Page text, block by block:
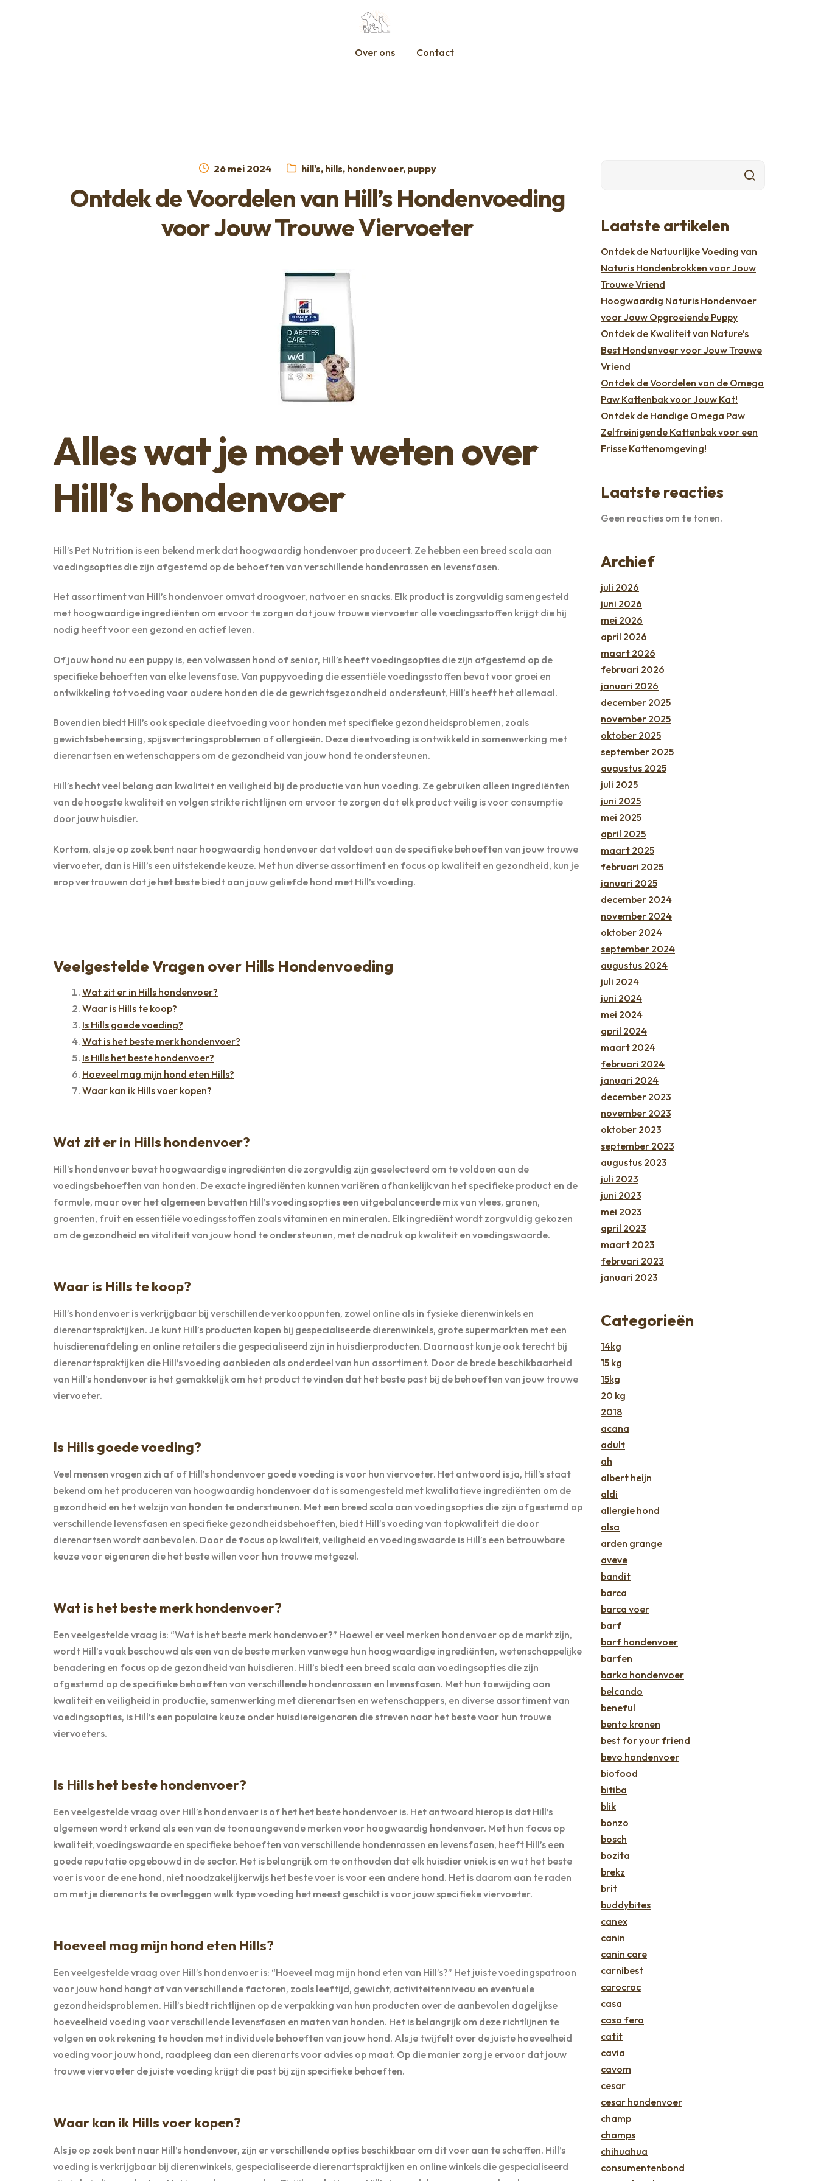
Over ons Contact
Geplaatst
26 mei 2024 Categorieën:
hill's, hills, hondenvoer, puppy
Ontdek de Voordelen van Hill’s Hondenvoeding
voor Jouw Trouwe Viervoeter
Alles wat je moet weten over
Hill’s hondenvoer
Hill’s Pet Nutrition is een bekend merk dat hoogwaardig hondenvoer produceert. Ze hebben een breed scala aan
voedingsopties die zijn afgestemd op de behoeften van verschillende hondenrassen en levensfasen.
Het assortiment van Hill’s hondenvoer omvat droogvoer, natvoer en snacks. Elk product is zorgvuldig samengesteld
met hoogwaardige ingrediënten om ervoor te zorgen dat jouw trouwe viervoeter alle voedingsstoffen krijgt die hij
nodig heeft voor een gezond en actief leven.
Of jouw hond nu een puppy is, een volwassen hond of senior, Hill’s heeft voedingsopties die zijn afgestemd op de
specifieke behoeften van elke levensfase. Van puppyvoeding die essentiële voedingsstoffen bevat voor groei en
ontwikkeling tot voeding voor oudere honden die de gewrichtsgezondheid ondersteunt, Hill’s heeft het allemaal.
Bovendien biedt Hill’s ook speciale dieetvoeding voor honden met specifieke gezondheidsproblemen, zoals
gewichtsbeheersing, spijsverteringsproblemen of allergieën. Deze dieetvoeding is ontwikkeld in samenwerking met
dierenartsen en wetenschappers om de gezondheid van jouw hond te ondersteunen.
Hill’s hecht veel belang aan kwaliteit en veiligheid bij de productie van hun voeding. Ze gebruiken alleen ingrediënten
van de hoogste kwaliteit en volgen strikte richtlijnen om ervoor te zorgen dat elk product veilig is voor consumptie
door jouw huisdier.
Kortom, als je op zoek bent naar hoogwaardig hondenvoer dat voldoet aan de specifieke behoeften van jouw trouwe
viervoeter, dan is Hill’s een uitstekende keuze. Met hun diverse assortiment en focus op kwaliteit en gezondheid, kun je
erop vertrouwen dat je het beste biedt aan jouw geliefde hond met Hill’s voeding.
Veelgestelde Vragen over Hills Hondenvoeding
Wat zit er in Hills hondenvoer?
Waar is Hills te koop?
Is Hills goede voeding?
Wat is het beste merk hondenvoer?
Is Hills het beste hondenvoer?
Hoeveel mag mijn hond eten Hills?
Waar kan ik Hills voer kopen?
Wat zit er in Hills hondenvoer?
Hill’s hondenvoer bevat hoogwaardige ingrediënten die zorgvuldig zijn geselecteerd om te voldoen aan de
voedingsbehoeften van honden. De exacte ingrediënten kunnen variëren afhankelijk van het specifieke product en de
formule, maar over het algemeen bevatten Hill’s voedingsopties een uitgebalanceerde mix van vlees, granen,
groenten, fruit en essentiële voedingsstoffen zoals vitaminen en mineralen. Elk ingrediënt wordt zorgvuldig gekozen
om de gezondheid en vitaliteit van jouw hond te ondersteunen, met de nadruk op kwaliteit en voedingswaarde.
Waar is Hills te koop?
Hill’s hondenvoer is verkrijgbaar bij verschillende verkooppunten, zowel online als in fysieke dierenwinkels en
dierenartspraktijken. Je kunt Hill’s producten kopen bij gespecialiseerde dierenwinkels, grote supermarkten met een
huisdierenafdeling en online retailers die gespecialiseerd zijn in huisdierproducten. Daarnaast kun je ook terecht bij
dierenartspraktijken die Hill’s voeding aanbieden als onderdeel van hun assortiment. Door de brede beschikbaarheid
van Hill’s hondenvoer is het gemakkelijk om het product te vinden dat het beste past bij de behoeften van jouw trouwe
viervoeter.
Is Hills goede voeding?
Veel mensen vragen zich af of Hill’s hondenvoer goede voeding is voor hun viervoeter. Het antwoord is ja, Hill’s staat
bekend om het produceren van hoogwaardig hondenvoer dat is samengesteld met kwalitatieve ingrediënten om de
gezondheid en het welzijn van honden te ondersteunen. Met een breed scala aan voedingsopties die zijn afgestemd op
verschillende levensfasen en specifieke gezondheidsbehoeften, biedt Hill’s voeding van topkwaliteit die door
dierenartsen wordt aanbevolen. Door de focus op kwaliteit, veiligheid en voedingswaarde is Hill’s een betrouwbare
keuze voor eigenaren die het beste willen voor hun trouwe metgezel.
Wat is het beste merk hondenvoer?
Een veelgestelde vraag is: “Wat is het beste merk hondenvoer?” Hoewel er veel merken hondenvoer op de markt zijn,
wordt Hill’s vaak beschouwd als een van de beste merken vanwege hun hoogwaardige ingrediënten, wetenschappelijke
benadering en focus op de gezondheid van huisdieren. Hill’s biedt een breed scala aan voedingsopties die zijn
afgestemd op de specifieke behoeften van verschillende hondenrassen en levensfasen. Met hun toewijding aan
kwaliteit en veiligheid in productie, samenwerking met dierenartsen en wetenschappers, en diverse assortiment van
voedingsopties, is Hill’s een populaire keuze onder huisdiereigenaren die streven naar het beste voor hun trouwe
viervoeters.
Is Hills het beste hondenvoer?
Een veelgestelde vraag over Hill’s hondenvoer is of het het beste hondenvoer is. Het antwoord hierop is dat Hill’s
algemeen wordt erkend als een van de toonaangevende merken voor hoogwaardig hondenvoer. Met hun focus op
kwaliteit, voedingswaarde en specifieke behoeften van verschillende hondenrassen en levensfasen, heeft Hill’s een
goede reputatie opgebouwd in de sector. Het is belangrijk om te onthouden dat elk huisdier uniek is en wat het beste
voer is voor de ene hond, niet noodzakelijkerwijs het beste voer is voor een andere hond. Het is daarom aan te raden
om met je dierenarts te overleggen welk type voeding het meest geschikt is voor jouw specifieke viervoeter.
Hoeveel mag mijn hond eten Hills?
Een veelgestelde vraag over Hill’s hondenvoer is: “Hoeveel mag mijn hond eten van Hill’s?” Het juiste voedingspatroon
voor jouw hond hangt af van verschillende factoren, zoals leeftijd, gewicht, activiteitenniveau en eventuele
gezondheidsproblemen. Hill’s biedt richtlijnen op de verpakking van hun producten over de aanbevolen dagelijkse
hoeveelheid voeding voor verschillende levensfasen en maten van honden. Het is belangrijk om deze richtlijnen te
volgen en ook rekening te houden met individuele behoeften van jouw hond. Als je twijfelt over de juiste hoeveelheid
voeding voor jouw hond, raadpleeg dan een dierenarts voor advies op maat. Op die manier zorg je ervoor dat jouw
trouwe viervoeter de juiste voeding krijgt die past bij zijn specifieke behoeften.
Waar kan ik Hills voer kopen?
Als je op zoek bent naar Hill’s hondenvoer, zijn er verschillende opties beschikbaar om dit voer aan te schaffen. Hill’s
voeding is verkrijgbaar bij dierenwinkels, gespecialiseerde dierenartspraktijken en online winkels die gespecialiseerd
Laatste artikelen
Ontdek de Natuurlijke Voeding van
Naturis Hondenbrokken voor Jouw
Trouwe Vriend
Hoogwaardig Naturis Hondenvoer
voor Jouw Opgroeiende Puppy
Ontdek de Kwaliteit van Nature’s
Best Hondenvoer voor Jouw Trouwe
Vriend
Ontdek de Voordelen van de Omega
Paw Kattenbak voor Jouw Kat!
Ontdek de Handige Omega Paw
Zelfreinigende Kattenbak voor een
Frisse Kattenomgeving!
Laatste reacties
Geen reacties om te tonen.
Archief
juli 2026
juni 2026
mei 2026
april 2026
maart 2026
februari 2026
januari 2026
december 2025
november 2025
oktober 2025
september 2025
augustus 2025
juli 2025
juni 2025
mei 2025
april 2025
maart 2025
februari 2025
januari 2025
december 2024
november 2024
oktober 2024
september 2024
augustus 2024
juli 2024
juni 2024
mei 2024
april 2024
maart 2024
februari 2024
januari 2024
december 2023
november 2023
oktober 2023
september 2023
augustus 2023
juli 2023
juni 2023
mei 2023
april 2023
maart 2023
februari 2023
januari 2023
Categorieën
14kg
15 kg
15kg
20 kg
2018
acana
adult
ah
albert heijn
aldi
allergie hond
alsa
arden grange
aveve
bandit
barca
barca voer
barf
barf hondenvoer
barfen
barka hondenvoer
belcando
beneful
bento kronen
best for your friend
bevo hondenvoer
biofood
bitiba
blik
bonzo
bosch
bozita
brekz
brit
buddybites
canex
canin
canin care
carnibest
carocroc
casa
casa fera
catit
cavia
cavom
cesar
cesar hondenvoer
champ
champs
chihuahua
consumentenbond